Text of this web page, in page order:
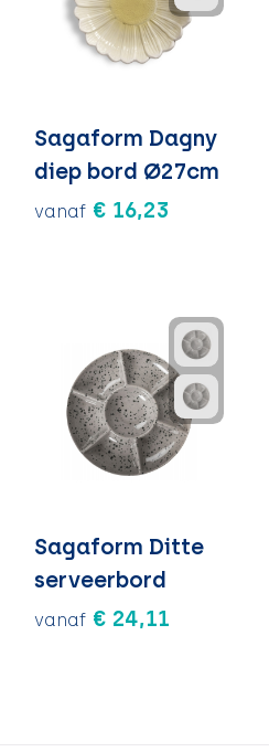
Sagaform Dagny
diep bord Ø27cm
vanaf € 16,23
Sagaform Ditte
serveerbord
vanaf € 24,11